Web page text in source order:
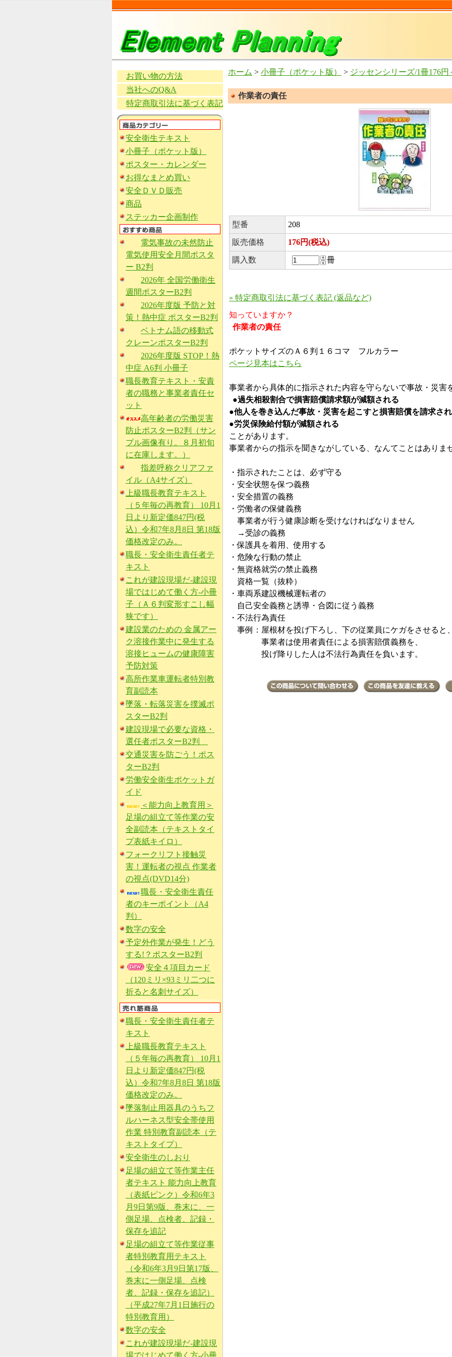
お買い物の方法
当社へのQ&A
特定商取引法に基づく表記
安全衛生テキスト
小冊子（ポケット版）
ポスター・カレンダー
お得なまとめ買い
安全ＤＶＤ販売
商品
ステッカー企画制作
電気事故の未然防止
電気使用安全月間ポスタ
ー B2判
2026年 全国労働衛生
週間ポスターB2判
2026年度版 予防と対
策！熱中症 ポスターB2判
ベトナム語の移動式
クレーンポスターB2判
2026年度版 STOP！熱
中症 A6判 小冊子
職長教育テキスト・安責
者の職務と事業者責任セ
ット
高年齢者の労働災害
防止ポスターB2判（サン
プル画像有り。８月初旬
に在庫します。）
指差呼称クリアファ
イル（A4サイズ）
上級職長教育テキスト
（５年毎の再教育） 10月1
日より新定価847円(税
込）令和7年8月8日 第18版
価格改定のみ。
職長・安全衛生責任者テ
キスト
これが建設現場だ-建設現
場ではじめて働く方-小冊
子（Ａ６判変形すこし幅
狭です）
建設業のための 金属アー
ク溶接作業中に発生する
溶接ヒュームの健康障害
予防対策
高所作業車運転者特別教
育副読本
墜落・転落災害を撲滅ポ
スターB2判
建設現場で必要な資格・
選任者ポスターB2判
交通災害を防ごう！ポス
ターB2判
労働安全衛生ポケットガ
イド
＜能力向上教育用＞
足場の組立て等作業の安
全副読本（テキストタイ
プ表紙キイロ）
フォークリフト接触災
害！運転者の視点 作業者
の視点(DVD14分)
職長・安全衛生責任
者のキーポイント（A4
判）
数字の安全
予定外作業が発生！どう
する!？ポスターB2判
安全４項目カード
（120ミリ×93ミリ二つに
折ると名刺サイズ）
職長・安全衛生責任者テ
キスト
上級職長教育テキスト
（５年毎の再教育） 10月1
日より新定価847円(税
込）令和7年8月8日 第18版
価格改定のみ。
墜落制止用器具のうちフ
ルハーネス型安全帯使用
作業 特別教育副読本（テ
キストタイプ）
安全衛生のしおり
足場の組立て等作業主任
者テキスト 能力向上教育
（表紙ピンク）令和6年3
月9日第9版、巻末に、一
側足場、点検者、記録・
保存を追記
足場の組立て等作業従事
者特別教育用テキスト
（令和6年3月9日第17版、
巻末に一側足場、点検
者、記録・保存を追記）
（平成27年7月1日施行の
特別教育用）
数字の安全
これが建設現場だ-建設現
場ではじめて働く方-小冊
ホーム > 小冊子（ポケット版） > ジッセンシリーズ/1冊176円
作業者の責任
型番 208
販売価格 176円(税込)
購入数 冊
» 特定商取引法に基づく表記 (返品など)
知っていますか？
作業者の責任
ポケットサイズのＡ６判１６コマ フルカラー
ページ見本はこちら
事業者から具体的に指示された内容を守らないで事故・災害
●過失相殺割合で損害賠償請求額が減額される
●他人を巻き込んだ事故・災害を起こすと損害賠償を請求さ
●労災保険給付額が減額される
ことがあります。
事業者からの指示を聞きながしている、なんてことはありま
・指示されたことは、必ず守る
・安全状態を保つ義務
・安全措置の義務
・労働者の保健義務
事業者が行う健康診断を受けなければなりません
→受診の義務
・保護具を着用、使用する
・危険な行動の禁止
・無資格就労の禁止義務
資格一覧（抜粋）
・車両系建設機械運転者の
自己安全義務と誘導・合図に従う義務
・不法行為責任
事例：屋根材を投げ下ろし、下の従業員にケガをさせると
事業者は使用者責任による損害賠償義務を、
投げ降りした人は不法行為責任を負います。